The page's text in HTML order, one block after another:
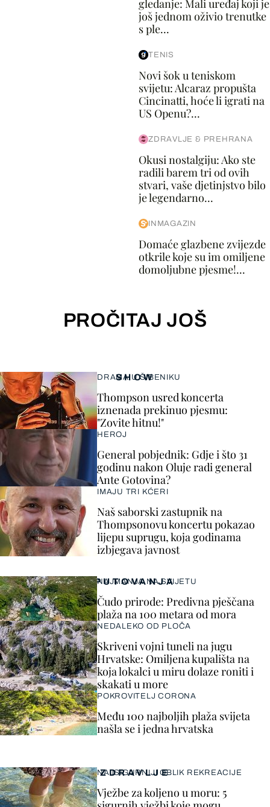
gledanje: Mali uređaj koji je
još jednom oživio trenutke
s ple...
TENIS
Novi šok u teniskom
svijetu: Alcaraz propušta
Cincinatti, hoće li igrati na
US Openu?...
ZDRAVLJE & PREHRANA
Okusi nostalgiju: Ako ste
radili barem tri od ovih
stvari, vaše djetinjstvo bilo
je legendarno...
INMAGAZIN
Domaće glazbene zvijezde
otkrile koje su im omiljene
domoljubne pjesme!...
PROČITAJ JOŠ
SHOW
DRAMA U ŠIBENIKU
Thompson usred koncerta
iznenada prekinuo pjesmu:
"Zovite hitnu!"
HEROJ
General pobjednik: Gdje i što 31
godinu nakon Oluje radi general
Ante Gotovina?
IMAJU TRI KĆERI
Naš saborski zastupnik na
Thompsonovu koncertu pokazao
lijepu suprugu, koja godinama
izbjegava javnost
ZDRAVLJE
NAJSIGURNIJI OBLIK REKREACIJE
Vježbe za koljeno u moru: 5
PUTOVANJA
NAJMANJA NA SVIJETU
Čudo prirode: Predivna pješčana
plaža na 100 metara od mora
NEDALEKO OD PLOČA
Skriveni vojni tuneli na jugu
Hrvatske: Omiljena kupališta na
koja lokalci u miru dolaze roniti i
skakati u more
POKROVITELJ CORONA
Među 100 najboljih plaža svijeta
našla se i jedna hrvatska